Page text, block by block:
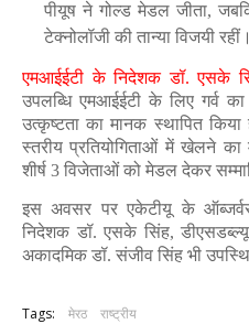
पीयूष ने गोल्ड मेडल जीता,
टेक्नोलॉजी की तान्या विजयी रहीं।
एमआईईटी के निदेशक डॉ. एसके
उपलब्धि एमआईईटी के लिए गर्व
उत्कृष्टता का मानक स्थापित
स्तरीय प्रतियोगिताओं में खेलने
शीर्ष 3 विजेताओं को मेडल देकर
इस अवसर पर एकेटीयू के
निदेशक डॉ. एसके सिंह,
अकादमिक डॉ. संजीव सिंह भी
Tags: मेरठ राष्ट्रीय